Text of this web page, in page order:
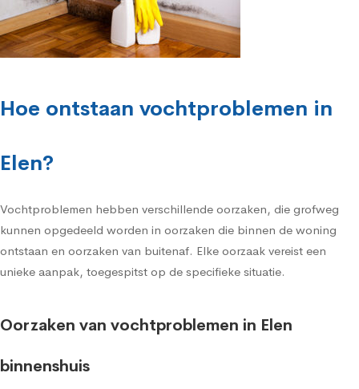
Hoe ontstaan vochtproblemen in
Elen?
Vochtproblemen hebben verschillende oorzaken, die grofweg
kunnen opgedeeld worden in oorzaken die binnen de woning
ontstaan en oorzaken van buitenaf. Elke oorzaak vereist een
unieke aanpak, toegespitst op de specifieke situatie.
Oorzaken van vochtproblemen in Elen
binnenshuis